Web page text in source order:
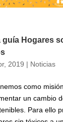
guía Hogares
2019 | Noticias
como
un cambio
Para ello